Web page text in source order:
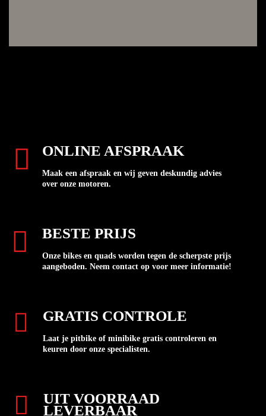
ONLINE AFSPRAAK
Maak een afspraak en wij geven deskundig advies
over onze motoren.
BESTE PRIJS
Onze bikes en quads worden tegen de scherpste prijs
aangeboden. Neem contact op voor meer informatie!
GRATIS CONTROLE
Laat je pitbike of minibike gratis controleren en
keuren door onze specialisten.
UIT VOORRAAD
LEVERBAAR